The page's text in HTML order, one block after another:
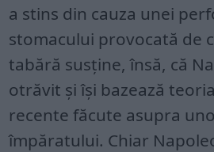
a stins din cauza unei
stomacului provocată de
tabără susține, însă, că
otrăvit și își bazează
recente făcute asupra
împăratului. Chiar